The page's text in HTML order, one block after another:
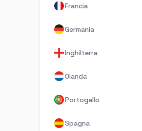
Francia
Germania
Inghilterra
Olanda
Portogallo
Spagna